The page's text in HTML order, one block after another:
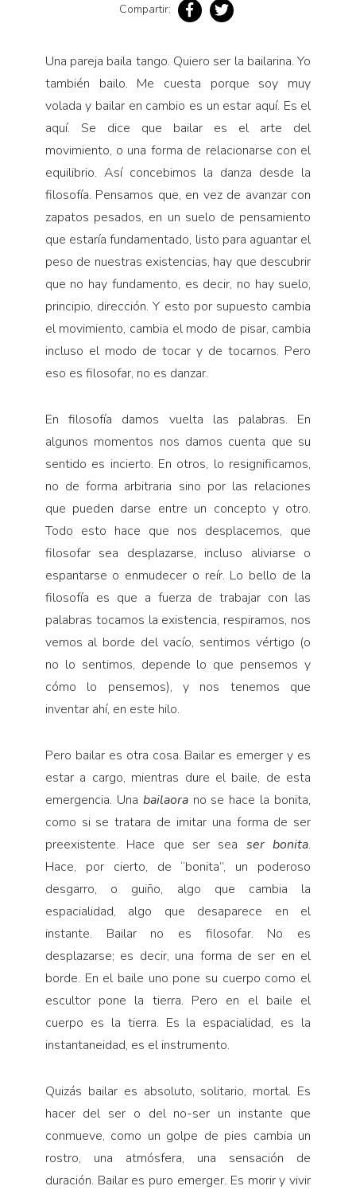
Libros usados
Medioambiente
Narrativas visuales
Pensamiento
Pensamiento ilustrado
Personaje
Personajes secundarios
Política
Relecturas
Sociedad
Turismo accidental
Compartir:
Una pareja baila tango. Quiero ser la bailarina. Yo
también bailo. Me cuesta porque soy muy
volada y bailar en cambio es un estar aquí. Es el
aquí. Se dice que bailar es el arte del
movimiento, o una forma de relacionarse con el
equilibrio. Así concebimos la danza desde la
filosofía. Pensamos que, en vez de avanzar con
zapatos pesados, en un suelo de pensamiento
que estaría fundamentado, listo para aguantar el
peso de nuestras existencias, hay que descubrir
que no hay fundamento, es decir, no hay suelo,
principio, dirección. Y esto por supuesto cambia
el movimiento, cambia el modo de pisar, cambia
incluso el modo de tocar y de tocarnos. Pero
eso es filosofar, no es danzar.
En filosofía damos vuelta las palabras. En
algunos momentos nos damos cuenta que su
sentido es incierto. En otros, lo resignificamos,
no de forma arbitraria sino por las relaciones
que pueden darse entre un concepto y otro.
Todo esto hace que nos desplacemos, que
filosofar sea desplazarse, incluso aliviarse o
espantarse o enmudecer o reír. Lo bello de la
filosofía es que a fuerza de trabajar con las
palabras tocamos la existencia, respiramos, nos
vemos al borde del vacío, sentimos vértigo (o
no lo sentimos, depende lo que pensemos y
cómo lo pensemos), y nos tenemos que
inventar ahí, en este hilo.
Pero bailar es otra cosa. Bailar es emerger y es
estar a cargo, mientras dure el baile, de esta
emergencia. Una bailaorano se hace la bonita,
como si se tratara de imitar una forma de ser
preexistente. Hace que ser sea ser bonita.
Hace, por cierto, de “bonita”, un poderoso
desgarro, o guiño, algo que cambia la
espacialidad, algo que desaparece en el
instante. Bailar no es filosofar. No es
desplazarse; es decir, una forma de ser en el
borde. En el baile uno pone su cuerpo como el
escultor pone la tierra. Pero en el baile el
cuerpo es la tierra. Es la espacialidad, es la
instantaneidad, es el instrumento.
Quizás bailar es absoluto, solitario, mortal. Es
hacer del ser o del no-ser un instante que
conmueve, como un golpe de pies cambia un
rostro, una atmósfera, una sensación de
duración. Bailar es puro emerger. Es morir y vivir